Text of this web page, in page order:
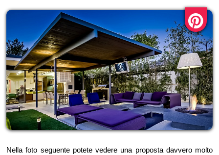
Nella foto seguente potete vedere una proposta davvero molto